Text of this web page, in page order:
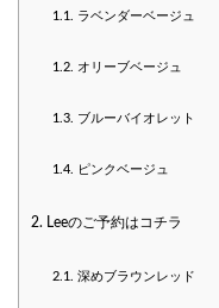
1.1. ラベンダーベージュ
1.2. オリーブベージュ
1.3. ブルーバイオレット
1.4. ピンクベージュ
2. Leeのご予約はコチラ
2.1. 深めブラウンレッド